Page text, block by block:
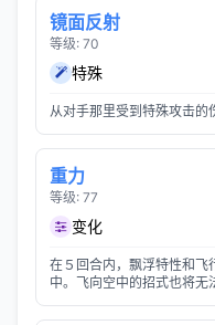
镜面反射
等级: 70
特殊
从对手那里受到特殊攻击的
重力
等级: 77
变化
在５回合内，飘浮特性和飞
中。飞向空中的招式也将无